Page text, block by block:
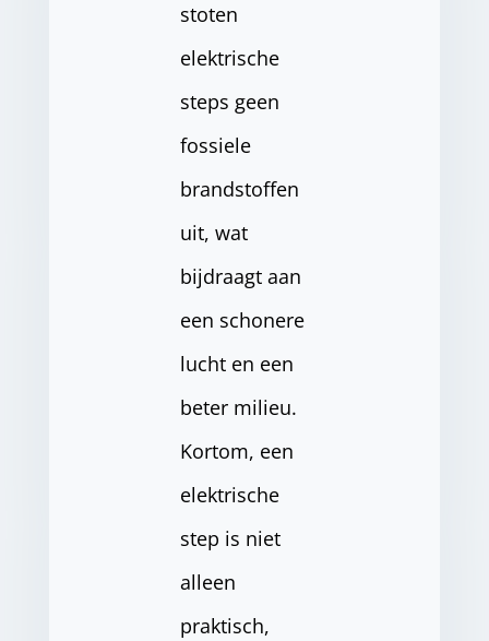
stoten
elektrische
steps geen
fossiele
brandstoffen
uit, wat
bijdraagt aan
een schonere
lucht en een
beter milieu.
Kortom, een
elektrische
step is niet
alleen
praktisch,